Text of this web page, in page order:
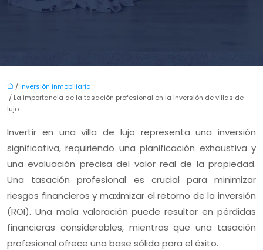
/Inversión inmobiliaria
/ La importancia de la tasación profesional en la inversión de villas de
lujo
Invertir en una villa de lujo representa una inversión
significativa, requiriendo una planificación exhaustiva y
una evaluación precisa del valor real de la propiedad.
Una tasación profesional es crucial para minimizar
riesgos financieros y maximizar el retorno de la inversión
(ROI). Una mala valoración puede resultar en pérdidas
financieras considerables, mientras que una tasación
profesional ofrece una base sólida para el éxito.